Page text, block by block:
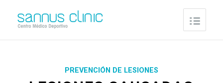
PREVENCIÓN DE LESIONES